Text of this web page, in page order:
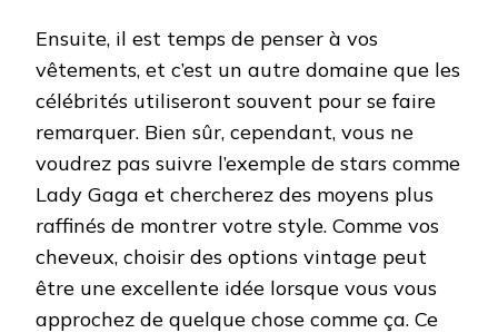
Ensuite, il est temps de penser à vos
vêtements, et c’est un autre domaine que les
célébrités utiliseront souvent pour se faire
remarquer. Bien sûr, cependant, vous ne
voudrez pas suivre l’exemple de stars comme
Lady Gaga et chercherez des moyens plus
raffinés de montrer votre style. Comme vos
cheveux, choisir des options vintage peut
être une excellente idée lorsque vous vous
approchez de quelque chose comme ça. Ce